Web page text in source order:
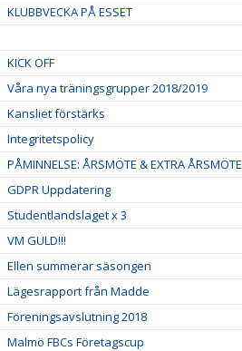
KLUBBVECKA PÅ ESSET
KICK OFF
Våra nya träningsgrupper 2018/2019
Kansliet förstärks
Integritetspolicy
PÅMINNELSE: ÅRSMÖTE & EXTRA ÅRSMÖTE
GDPR Uppdatering
Studentlandslaget x 3
VM GULD!!!
Ellen summerar säsongen
Lägesrapport från Madde
Föreningsavslutning 2018
Malmö FBCs Företagscup